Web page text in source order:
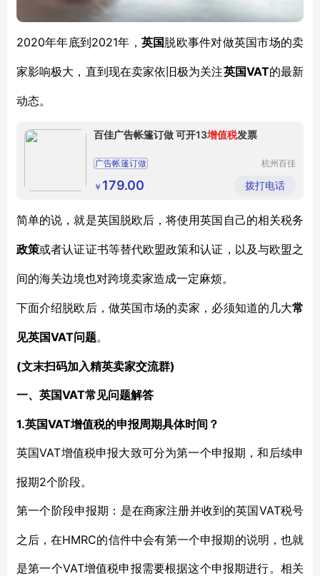
2020年年底到2021年， 英国脱欧事件对做英国市场的卖
家影响极大，直到现在卖家依旧极为关注英国VAT的最新
动态。
百佳广告帐篷订做 可开13增值税发票
广告帐篷订做
杭州百佳
限公司
￥ 179.00 拨打电话
简单的说，就是英国脱欧后，将使用英国自己的相关税务
政策或者认证证书等替代欧盟政策和认证，以及与欧盟之
间的海关边境也对跨境卖家造成一定麻烦。
下面介绍脱欧后，做英国市场的卖家，必须知道的几大常
见英国VAT问题。
(文末扫码加入精英卖家交流群)
一、英国VAT常见问题解答
1.英国VAT增值税的申报周期具体时间？
英国VAT增值税申报大致可分为第一个申报期，和后续申
报期2个阶段。
第一个阶段申报期：是在商家注册并收到的英国VAT税号
之后，在HMRC的信件中会有第一个申报期的说明，也就
是第一个VAT增值税申报需要根据这个申报期进行。相关